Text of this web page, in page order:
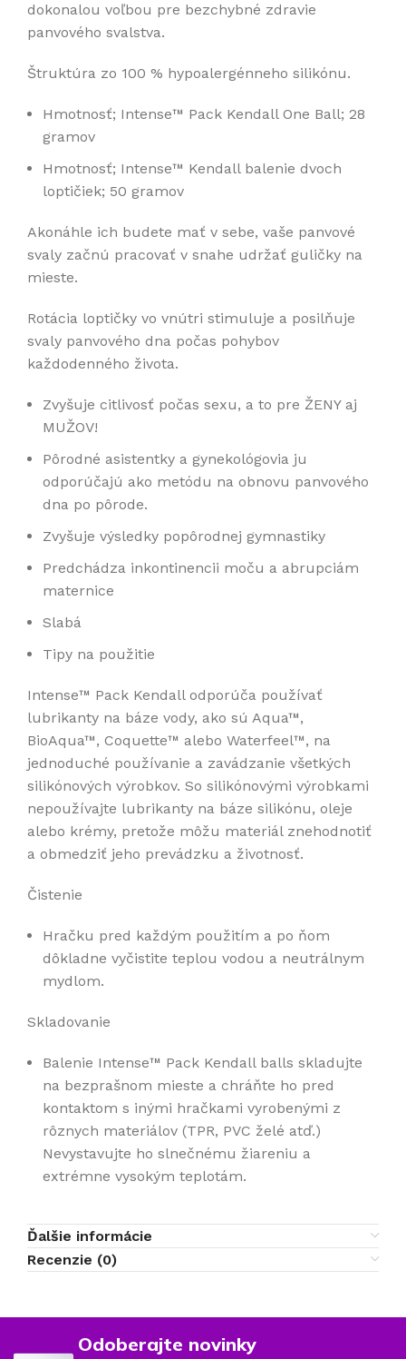
dokonalou voľbou pre bezchybné zdravie
panvového svalstva.
Štruktúra zo 100 % hypoalergénneho silikónu.
Hmotnosť; Intense™ Pack Kendall One Ball; 28
gramov
Hmotnosť; Intense™ Kendall balenie dvoch
loptičiek; 50 gramov
Akonáhle ich budete mať v sebe, vaše panvové
svaly začnú pracovať v snahe udržať guličky na
mieste.
Rotácia loptičky vo vnútri stimuluje a posilňuje
svaly panvového dna počas pohybov
každodenného života.
Zvyšuje citlivosť počas sexu, a to pre ŽENY aj
MUŽOV!
Pôrodné asistentky a gynekológovia ju
odporúčajú ako metódu na obnovu panvového
dna po pôrode.
Zvyšuje výsledky popôrodnej gymnastiky
Predchádza inkontinencii moču a abrupciám
maternice
Slabá
Tipy na použitie
Intense™ Pack Kendall odporúča používať
lubrikanty na báze vody, ako sú Aqua™,
BioAqua™, Coquette™ alebo Waterfeel™, na
jednoduché používanie a zavádzanie všetkých
silikónových výrobkov. So silikónovými výrobkami
nepoužívajte lubrikanty na báze silikónu, oleje
alebo krémy, pretože môžu materiál znehodnotiť
a obmedziť jeho prevádzku a životnosť.
Čistenie
Hračku pred každým použitím a po ňom
dôkladne vyčistite teplou vodou a neutrálnym
mydlom.
Skladovanie
Balenie Intense™ Pack Kendall balls skladujte
na bezprašnom mieste a chráňte ho pred
kontaktom s inými hračkami vyrobenými z
rôznych materiálov (TPR, PVC želé atď.)
Nevystavujte ho slnečnému žiareniu a
extrémne vysokým teplotám.
Ďalšie informácie
Recenzie (0)
Odoberajte novinky